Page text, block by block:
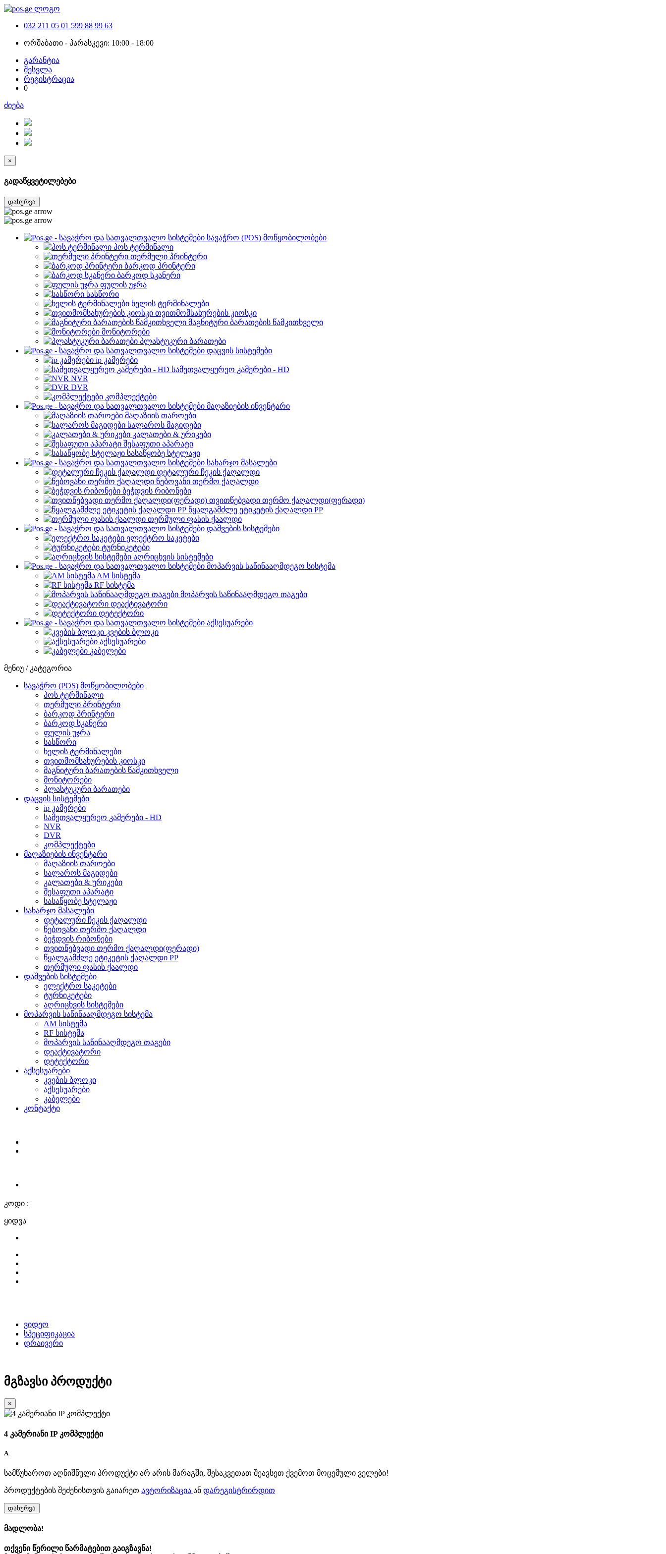
032 211 05 01 599 88 99 63
ორშაბათი - პარასკევი: 10:00 - 18:00
გარანტია
შესვლა
რეგისტრაცია
0
ძიება
×
გადაწყვეტილებები
დახურვა
სავაჭრო (POS) მოწყობილობები
პოს ტერმინალი
თერმული პრინტერი
ბარკოდ პრინტერი
ბარკოდ სკანერი
ფულის უჯრა
სასწორი
ხელის ტერმინალები
თვითმომსახურების კიოსკი
მაგნიტური ბარათების წამკითხველი
მონიტორები
პლასტუკური ბარათები
დაცვის სისტემები
ip კამერები
სამეთვალყურეო კამერები - HD
NVR
DVR
კომპლექტები
მაღაზიების ინვენტარი
მაღაზიის თაროები
სალაროს მაგიდები
კალათები & ურიკები
შესაფუთი აპარატი
სასაწყობე სტელაჟი
სახარჯო მასალები
დეტალური ჩეკის ქაღალდი
წებოვანი თერმო ქაღალდი
ბეჭდვის რიბონები
თვითწებვადი თერმო ქაღალდი(ფერადი)
წყალგამძლე ეტიკეტის ქაღალდი PP
თერმული ფასის ქაალდი
დაშვების სისტემები
ელექტრო საკეტები
ტურნიკეტები
აღრიცხვის სისტემები
მოპარვის საწინააღმდეგო სისტემა
AM სისტემა
RF სისტემა
მოპარვის საწინააღმდეგო თაგები
დეაქტივატორი
დეტექტორი
აქსესუარები
კვების ბლოკი
აქსესუარები
კაბელები
მენიუ / კატეგორია
სავაჭრო (POS) მოწყობილობები
პოს ტერმინალი
თერმული პრინტერი
ბარკოდ პრინტერი
ბარკოდ სკანერი
ფულის უჯრა
სასწორი
ხელის ტერმინალები
თვითმომსახურების კიოსკი
მაგნიტური ბარათების წამკითხველი
მონიტორები
პლასტუკური ბარათები
დაცვის სისტემები
ip კამერები
სამეთვალყურეო კამერები - HD
NVR
DVR
კომპლექტები
მაღაზიების ინვენტარი
მაღაზიის თაროები
სალაროს მაგიდები
კალათები & ურიკები
შესაფუთი აპარატი
სასაწყობე სტელაჟი
სახარჯო მასალები
დეტალური ჩეკის ქაღალდი
წებოვანი თერმო ქაღალდი
ბეჭდვის რიბონები
თვითწებვადი თერმო ქაღალდი(ფერადი)
წყალგამძლე ეტიკეტის ქაღალდი PP
თერმული ფასის ქაალდი
დაშვების სისტემები
ელექტრო საკეტები
ტურნიკეტები
აღრიცხვის სისტემები
მოპარვის საწინააღმდეგო სისტემა
AM სისტემა
RF სისტემა
მოპარვის საწინააღმდეგო თაგები
დეაქტივატორი
დეტექტორი
აქსესუარები
კვების ბლოკი
აქსესუარები
კაბელები
კონტაქტი
კოდი :
ყიდვა
ვიდეო
სპეციფიკაცია
დრაივერი
მგზავსი პროდუქტი
×
4 კამერიანი IP კომპლექტი
A
სამწუხაროთ აღნიშნული პროდუქტი არ არის მარაგში, შესაკვეთათ შეავსეთ ქვემოთ მოცემული ველები!
პროდუქტების შეძენისთვის გაიარეთ ავტორიზაცია ან დარეგისტრირდით
დახურვა
მადლობა!
თქვენი წერილი წარმატებით გაიგზავნა!